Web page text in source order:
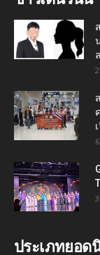
ประเภทยอด